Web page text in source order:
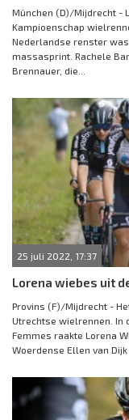
München (D)/Mijdrecht -
Kampioenschap
Nederlandse renster
massasprint. Rachele
Brennauer, die...
25 juli 2022, 17:37
Lorena wiebes uit
Provins (F)/Mijdrecht -
Utrechtse wielrennen. In
Femmes raakte Lorena
Woerdense Ellen van